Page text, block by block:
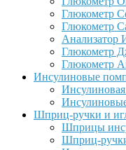
Глюкометр
Глюкометр
Анализатор
Глюкометр
Глюкометр
Инсулиновые
Шприц-ручки и
Шприцы
Шприц-